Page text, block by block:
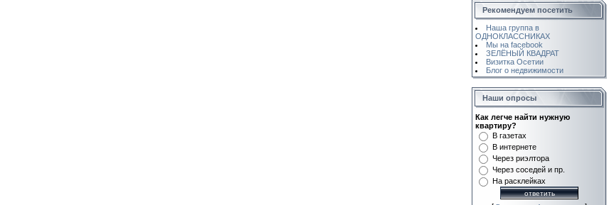
Рекомендуем посетить
Наша группа в
ОДНОКЛАССНИКАХ
Мы на facebook
ЗЕЛЁНЫЙ КВАДРАТ
Визитка Осетии
Блог о недвижимости
Наши опросы
Как легче найти нужную
квартиру?
В газетах
В интернете
Через риэлтора
Через соседей и пр.
На расклейках